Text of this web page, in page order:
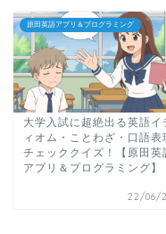
原田英語アプリ＆プログラミング
大学入試に超絶出る英語イ
ィオム・ことわざ・口語表
チェッククイズ！【原田英
アプリ＆プログラミング】
22/06/